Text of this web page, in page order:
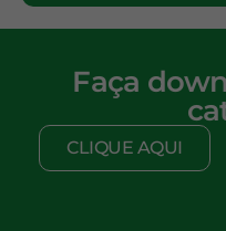
Faça
CLIQUE AQUI